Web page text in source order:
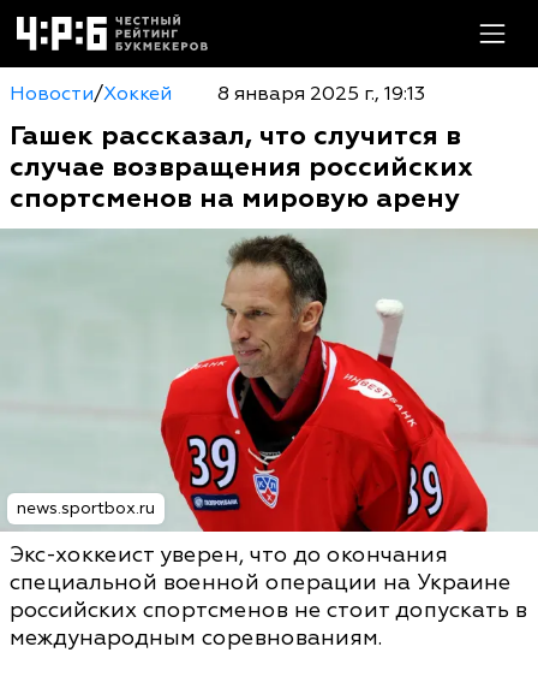
Новости/Хоккей 8 января 2025 г., 19:13
Гашек рассказал, что случится в
случае возвращения российских
спортсменов на мировую арену
news.sportbox.ru
Экс-хоккеист уверен, что до окончания
специальной военной операции на Украине
российских спортсменов не стоит допускать в
международным соревнованиям.